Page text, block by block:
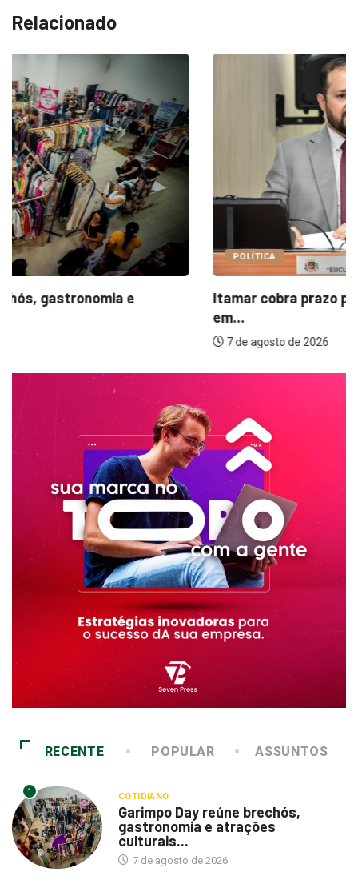
Relacionado
POLÍTICA
Itamar cobra prazo para melhorias estruturais
RECENTE POPULAR ASSUNTOS
1 COTIDIANO
Garimpo Day reúne brechós,
gastronomia e atrações
culturais...
7 de agosto de 2026